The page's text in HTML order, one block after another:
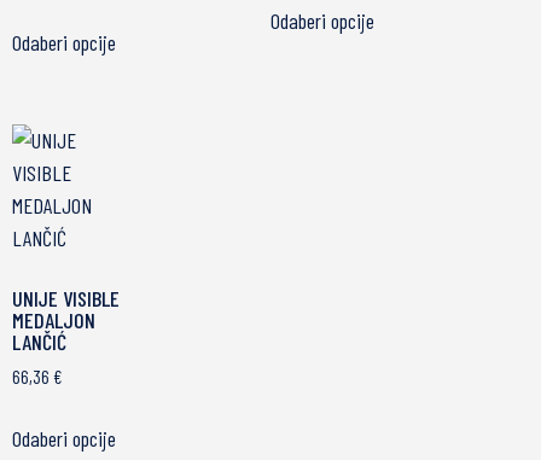
Odaberi opcije
Odaberi opcije
UNIJE VISIBLE
MEDALJON
LANČIĆ
66,36 €
Odaberi opcije